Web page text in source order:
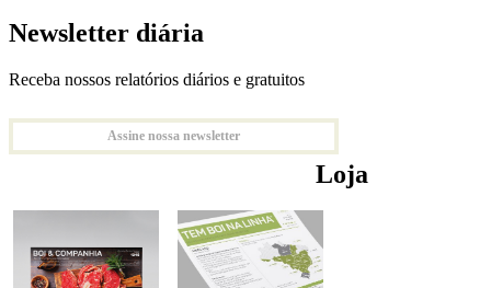
Newsletter diária
Receba nossos relatórios diários e gratuitos
Assine nossa newsletter
Loja